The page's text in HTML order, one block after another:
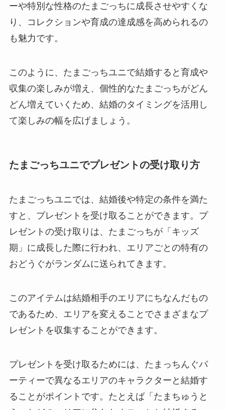
ーや特別な性格のたまごっちに成長させやすくな
り、コレクションや育成の達成感を高められるの
も魅力です。
このように、たまごっちユニで結婚すると育成や
収集の楽しみが増え、個性的なたまごっちがどん
どん増えていくため、結婚のタイミングを活用し
て楽しみの幅を広げましょう。
たまごっちユニでプレゼントの受け取り方
たまごっちユニでは、結婚後や特定の条件を満た
すと、プレゼントを受け取ることができます。プ
レゼントの受け取りは、たまごっちが「キッズ
期」に成長した際に行われ、エリアごとの特有の
おどうぐがランダムに送られてきます。
このアイテムは結婚相手のエリアにちなんだもの
であるため、エリアを変えることでさまざまなプ
レゼントを収集することができます。
プレゼントを受け取るためには、たまっちんぐパ
ーティーで異なるエリアのキャラクターと結婚す
ることがポイントです。たとえば「たまちゅうと